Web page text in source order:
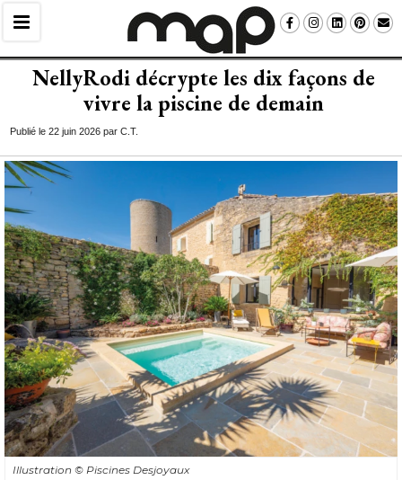
NellyRodi décrypte les dix façons de
vivre la piscine de demain
Publié le 22 juin 2026 par C.T.
Illustration © Piscines Desjoyaux